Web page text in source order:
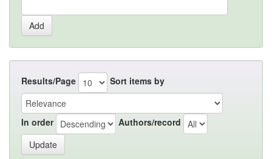
Results/Page Sort items by
In order Authors/record